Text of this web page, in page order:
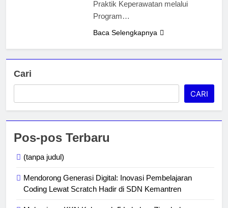
Praktik Keperawatan melalui
Program…
Baca Selengkapnya
Cari
CARI
Pos-pos Terbaru
(tanpa judul)
Mendorong Generasi Digital: Inovasi Pembelajaran
Coding Lewat Scratch Hadir di SDN Kemantren